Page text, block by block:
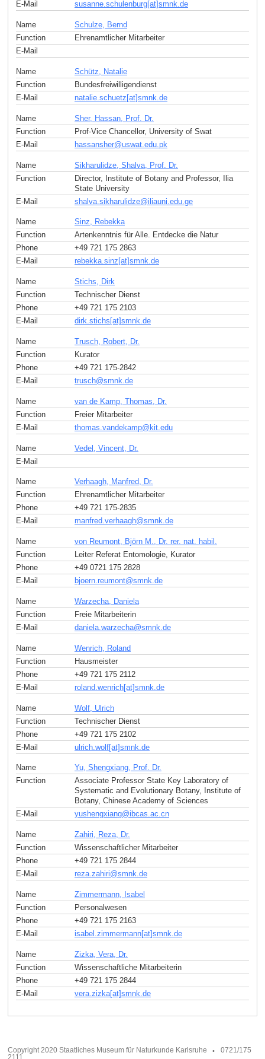
E-Mail
susanne.schulenburg[at]smnk.de
Name
Schulze, Bernd
Function
Ehrenamtlicher Mitarbeiter
E-Mail
Name
Schütz, Natalie
Function
Bundesfreiwilligendienst
E-Mail
natalie.schuetz[at]smnk.de
Name
Sher, Hassan, Prof. Dr.
Function
Prof-Vice Chancellor, University of Swat
E-Mail
hassansher@uswat.edu pk
Name
Sikharulidze, Shalva, Prof. Dr.
Function
Director, Institute of Botany and Professor, Ilia
State University
E-Mail
shalva.sikharulidze@iliauni.edu ge
Name
Sinz, Rebekka
Function
Artenkenntnis für Alle. Entdecke die Natur
Phone
+49 721 175 2863
E-Mail
rebekka.sinz[at]smnk.de
Name
Stichs, Dirk
Function
Technischer Dienst
Phone
+49 721 175 2103
E-Mail
dirk.stichs[at]smnk.de
Name
Trusch, Robert, Dr.
Function
Kurator
Phone
+49 721 175-2842
E-Mail
trusch@smnk.de
Name
van de Kamp, Thomas, Dr.
Function
Freier Mitarbeiter
E-Mail
thomas.vandekamp@ kit edu
Name
Vedel, Vincent, Dr.
E-Mail
Name
Verhaagh, Manfred, Dr.
Function
Ehrenamtlicher Mitarbeiter
Phone
+49 721 175-2835
E-Mail
manfred.verhaagh@smnk.de
Name
von Reumont, Björn M., Dr. rer. nat. habil.
Function
Leiter Referat Entomologie, Kurator
Phone
+49 0721 175 2828
E-Mail
bjoern.reumont@smnk.de
Name
Warzecha, Daniela
Function
Freie Mitarbeiterin
E-Mail
daniela.warzecha@smnk de
Name
Wenrich, Roland
Function
Hausmeister
Phone
+49 721 175 2112
E-Mail
roland.wenrich[at]smnk de
Name
Wolf, Ulrich
Function
Technischer Dienst
Phone
+49 721 175 2102
E-Mail
ulrich.wolf[at]smnk de
Name
Yu, Shengxiang, Prof. Dr.
Function
Associate Professor State Key Laboratory of
Systematic and Evolutionary Botany, Institute of
Botany, Chinese Academy of Sciences
E-Mail
yushengxiang@ibcas.ac.cn
Name
Zahiri, Reza, Dr.
Function
Wissenschaftlicher Mitarbeiter
Phone
+49 721 175 2844
E-Mail
reza.zahiri@smnk.de
Name
Zimmermann, Isabel
Function
Personalwesen
Phone
+49 721 175 2163
E-Mail
isabel.zimmermann[at]smnk de
Name
Zizka, Vera, Dr.
Function
Wissenschaftliche Mitarbeiterin
Phone
+49 721 175 2844
E-Mail
vera.zizka[at]smnk de
Copyright 2020 Staatliches Museum für Naturkunde Karlsruhe
0721/175
2111